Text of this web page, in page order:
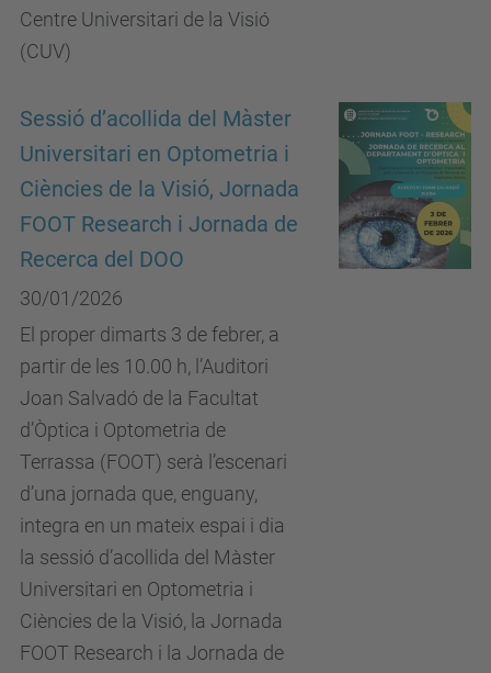
Centre Universitari de la Visió
(CUV)
Sessió d’acollida del Màster
Universitari en Optometria i
Ciències de la Visió, Jornada
FOOT Research i Jornada de
Recerca del DOO
30/01/2026
El proper dimarts 3 de febrer, a
partir de les 10.00 h, l’Auditori
Joan Salvadó de la Facultat
d’Òptica i Optometria de
Terrassa (FOOT) serà l’escenari
d’una jornada que, enguany,
integra en un mateix espai i dia
la sessió d’acollida del Màster
Universitari en Optometria i
Ciències de la Visió, la Jornada
FOOT Research i la Jornada de